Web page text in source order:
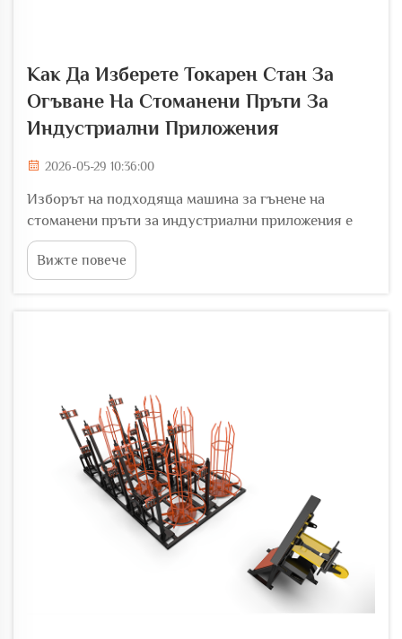
Как Да Изберете Токарен Стан За
Огъване На Стоманени Пръти За
Индустриални Приложения
2026-05-29 10:36:00
Изборът на подходяща машина за гънене на
стоманени пръти за индустриални приложения е
критично важно решение, което директно влияе
върху ефективността на производството,
оперативните разходи и качеството на продуктите
Вижте повече